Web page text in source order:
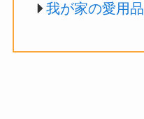
我が家の愛用品